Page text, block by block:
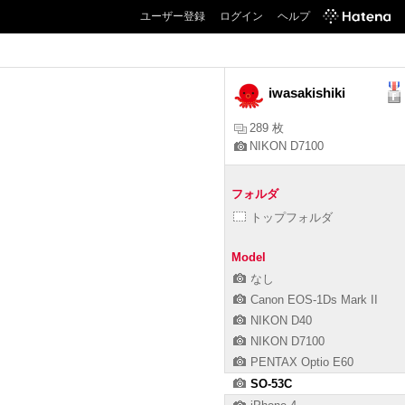
ユーザー登録 ログイン ヘルプ
iwasakishiki
289 枚
NIKON D7100
フォルダ
トップフォルダ
Model
なし
Canon EOS-1Ds Mark II
NIKON D40
NIKON D7100
PENTAX Optio E60
SO-53C